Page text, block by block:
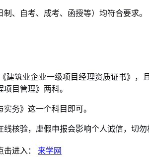
、自考、成考、函授等）均符合要求。
建筑业企业一级项目经理资质证书》，且
目管理》两科。
务》这一个科目即可。
核验，虚假申报会影响个人诚信，切勿
击进入： 来学网